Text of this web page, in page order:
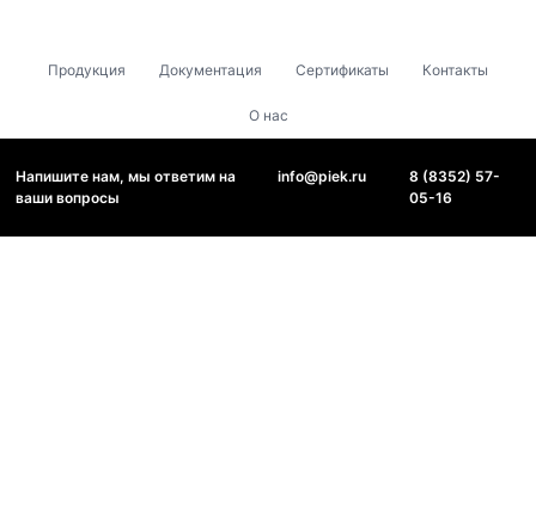
Продукция Документация Сертификаты Контакты
О нас
Напишите нам, мы ответим на
ваши вопросы
info@piek.ru
8 (8352) 57-
05-16